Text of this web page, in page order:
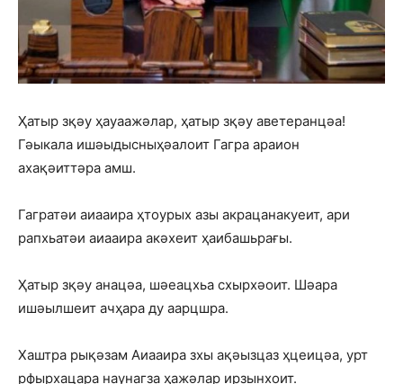
Ҳатыр зқәу ҳауаажәлар, ҳатыр зқәу аветеранцәа!
Гәыкала ишәыдысныҳәалоит Гагра араион
ахақәиттәра амш.
Гагратәи аиааира ҳтоурых азы акрацанакуеит, ари
рапхьатәи аиааира акәхеит ҳаибашьрағы.
Ҳатыр зқәу анацәа, шәеацхьа схырхәоит. Шәара
ишәылшеит ачҳара ду аарцшра.
Хаштра рықәзам Аиааира зхы ақәызцаз ҳцеицәа, урт
рфырхацара наунагза ҳажәлар ирзынхоит.